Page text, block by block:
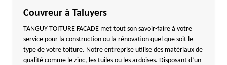
Couvreur à Taluyers
TANGUY TOITURE FACADE met tout son savoir-faire à votre
service pour la construction ou la rénovation quel que soit le
type de votre toiture. Notre entreprise utilise des matériaux de
qualité comme le zinc, les tuiles ou les ardoises. Disposant d’un